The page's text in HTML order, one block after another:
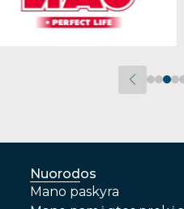
Nuorodos
Mano paskyra